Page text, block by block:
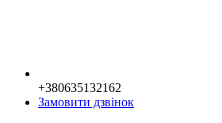
+380635132162
Замовити дзвінок